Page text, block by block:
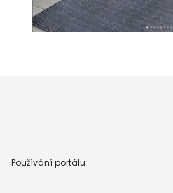
Používání portálu